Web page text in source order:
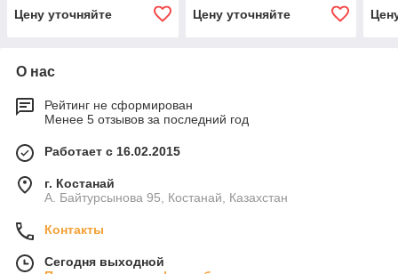
Цену уточняйте
Цену уточняйте
О нас
Рейтинг не сформирован
Менее 5 отзывов за последний год
Работает с 16.02.2015
г. Костанай
А. Байтурсынова 95, Костанай, Казахстан
Контакты
Сегодня выходной